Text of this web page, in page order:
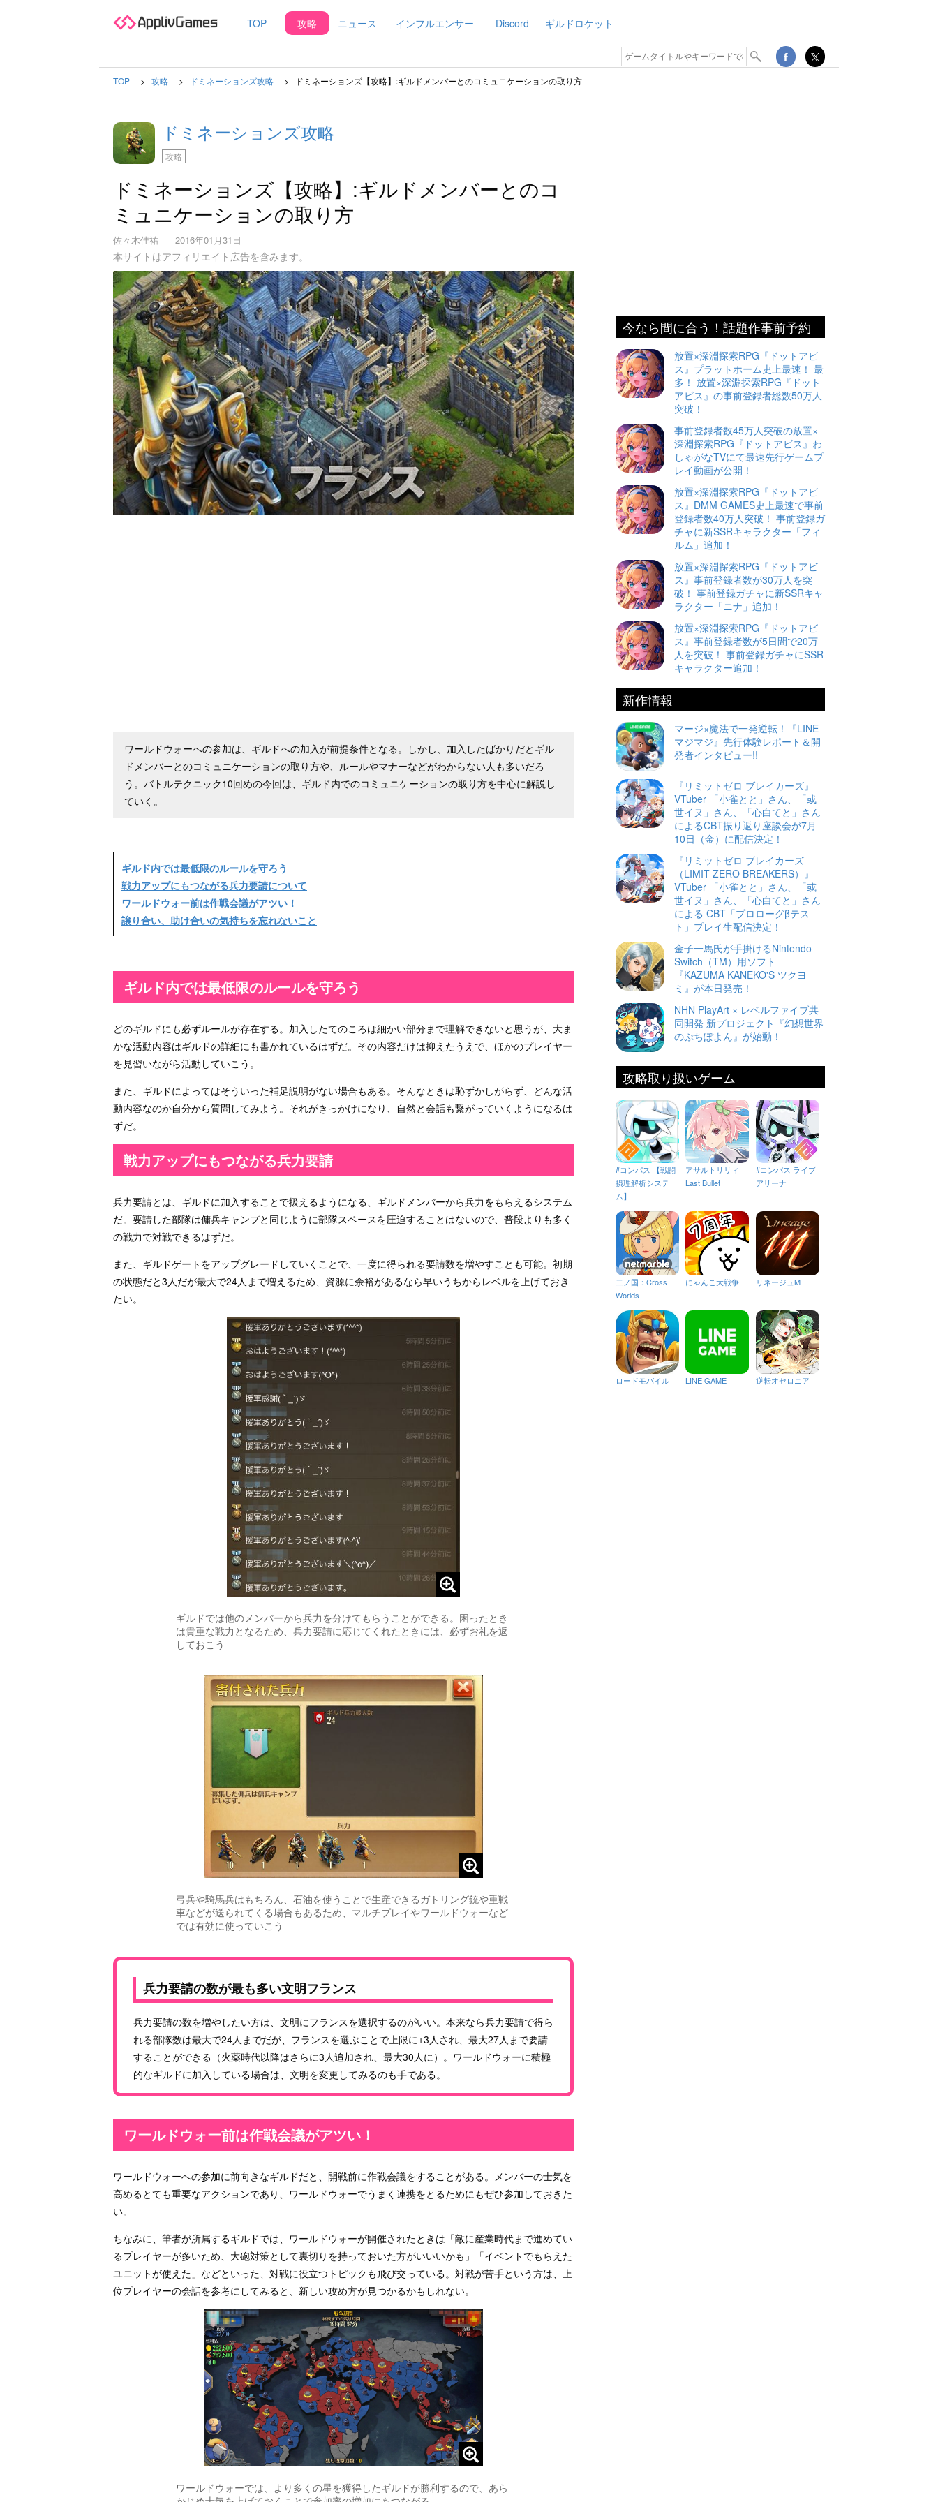
TOP 攻略 ニュース インフルエンサー Discord ギルドロケット
TOP 攻略 ドミネーションズ攻略 ドミネーションズ【攻略】:ギルドメンバーとのコミュニケーションの取り方
ドミネーションズ攻略
攻略
ドミネーションズ【攻略】:ギルドメンバーとのコ
ミュニケーションの取り方
佐々木佳祐 2016年01月31日
本サイトはアフィリエイト広告を含みます。
ワールドウォーへの参加は、ギルドへの加入が前提条件となる。しかし、加入したばかりだとギル
ドメンバーとのコミュニケーションの取り方や、ルールやマナーなどがわからない人も多いだろ
う。バトルテクニック10回めの今回は、ギルド内でのコミュニケーションの取り方を中心に解説し
ていく。
ギルド内では最低限のルールを守ろう
戦力アップにもつながる兵力要請について
ワールドウォー前は作戦会議がアツい！
譲り合い、助け合いの気持ちを忘れないこと
ギルド内では最低限のルールを守ろう
どのギルドにも必ずルールが存在する。加入したてのころは細かい部分まで理解できないと思うが、大ま
かな活動内容はギルドの詳細にも書かれているはずだ。その内容だけは抑えたうえで、ほかのプレイヤー
を見習いながら活動していこう。
また、ギルドによってはそういった補足説明がない場合もある。そんなときは恥ずかしがらず、どんな活
動内容なのか自分から質問してみよう。それがきっかけになり、自然と会話も繋がっていくようになるは
ずだ。
戦力アップにもつながる兵力要請
兵力要請とは、ギルドに加入することで扱えるようになる、ギルドメンバーから兵力をもらえるシステム
だ。要請した部隊は傭兵キャンプと同じように部隊スペースを圧迫することはないので、普段よりも多く
の戦力で対戦できるはずだ。
また、ギルドゲートをアップグレードしていくことで、一度に得られる要請数を増やすことも可能。初期
の状態だと3人だが最大で24人まで増えるため、資源に余裕があるなら早いうちからレベルを上げておき
たい。
ギルドでは他のメンバーから兵力を分けてもらうことができる。困ったとき
は貴重な戦力となるため、兵力要請に応じてくれたときには、必ずお礼を返
しておこう
弓兵や騎馬兵はもちろん、石油を使うことで生産できるガトリング銃や重戦
車などが送られてくる場合もあるため、マルチプレイやワールドウォーなど
では有効に使っていこう
兵力要請の数が最も多い文明フランス
兵力要請の数を増やしたい方は、文明にフランスを選択するのがいい。本来なら兵力要請で得ら
れる部隊数は最大で24人までだが、フランスを選ぶことで上限に+3人され、最大27人まで要請
することができる（火薬時代以降はさらに3人追加され、最大30人に）。ワールドウォーに積極
的なギルドに加入している場合は、文明を変更してみるのも手である。
ワールドウォー前は作戦会議がアツい！
ワールドウォーへの参加に前向きなギルドだと、開戦前に作戦会議をすることがある。メンバーの士気を
高めるとても重要なアクションであり、ワールドウォーでうまく連携をとるためにもぜひ参加しておきた
い。
ちなみに、筆者が所属するギルドでは、ワールドウォーが開催されたときは「敵に産業時代まで進めてい
るプレイヤーが多いため、大砲対策として裏切りを持っておいた方がいいいかも」「イベントでもらえた
ユニットが使えた」などといった、対戦に役立つトピックも飛び交っている。対戦が苦手という方は、上
位プレイヤーの会話を参考にしてみると、新しい攻め方が見つかるかもしれない。
ワールドウォーでは、より多くの星を獲得したギルドが勝利するので、あら
今なら間に合う！話題作事前予約
放置×深淵探索RPG『ドットアビ
ス』プラットホーム史上最速！ 最
多！ 放置×深淵探索RPG『ドット
アビス』の事前登録者総数50万人
突破！
事前登録者数45万人突破の放置×
深淵探索RPG『ドットアビス』わ
しゃがなTVにて最速先行ゲームプ
レイ動画が公開！
放置×深淵探索RPG『ドットアビ
ス』DMM GAMES史上最速で事前
登録者数40万人突破！ 事前登録ガ
チャに新SSRキャラクター「フィ
ルム」追加！
放置×深淵探索RPG『ドットアビ
ス』事前登録者数が30万人を突
破！ 事前登録ガチャに新SSRキャ
ラクター「ニナ」追加！
放置×深淵探索RPG『ドットアビ
ス』事前登録者数が5日間で20万
人を突破！ 事前登録ガチャにSSR
キャラクター追加！
新作情報
マージ×魔法で一発逆転！『LINE
マジマジ』先行体験レポート＆開
発者インタビュー!!
『リミットゼロ ブレイカーズ』
VTuber 「小雀とと」さん、「或
世イヌ」さん、「心白てと」さん
によるCBT振り返り座談会が7月
10日（金）に配信決定！
『リミットゼロ ブレイカーズ
（LIMIT ZERO BREAKERS）』
VTuber 「小雀とと」さん、「或
世イヌ」さん、「心白てと」さん
による CBT「プロローグβテス
ト」プレイ生配信決定！
金子一馬氏が手掛けるNintendo
Switch（TM）用ソフト
『KAZUMA KANEKO'S ツクヨ
ミ』が本日発売！
NHN PlayArt × レベルファイブ共
同開発 新プロジェクト『幻想世界
のぷちぽよん』が始動！
攻略取り扱いゲーム
#コンパス 【戦闘
摂理解析システ
ム】
アサルトリリィ
Last Bullet
#コンパス ライブ
アリーナ
二ノ国：Cross
Worlds
にゃんこ大戦争 リネージュM
ロードモバイル LINE GAME 逆転オセロニア